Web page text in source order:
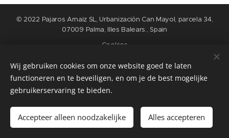
Añadir a la cesta
© 2022 Pajaros Arnaiz SL, Urbanización Can Mayol, parcela 34,
07009 Palma, Illes Balears., Spain
Cookies
Idiomas
Nederlands
English Español Français
Wij gebruiken cookies om onze website goed te laten
functioneren en te beveiligen, en om je de best mogelijke
gebruikerservaring te bieden.
Accepteer alleen noodzakelijke Alles accepteren